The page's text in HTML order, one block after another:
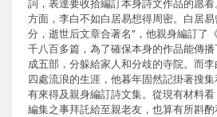
詞，表達要收拾編訂本身詩文作品的愿
方面，李白不如白居易想得周密。白居
分，逝世后文章合著名”，他親身編訂了
千八百多篇，為了確保本身的作品能傳
成五部，分躲給家人和分歧的寺院。而
四處流浪的生涯，他暮年固然記掛著搜
有來得及親身編訂詩文集。從現有材料
編集之事拜託給至親老友，也算有所斟